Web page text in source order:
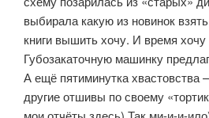
выбирала какую из новинок
книги вышить хочу. И время
Губозакаточную машинку
А ещё пятиминутка хвастовства
другие отшивы по своему